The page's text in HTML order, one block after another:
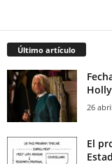
Último artículo
26
El